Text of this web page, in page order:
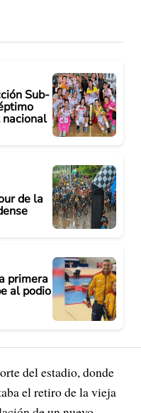
Sub-
de la
primera
al podio
del estadio, donde
el retiro de la vieja